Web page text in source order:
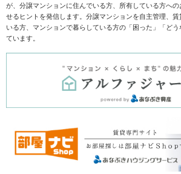
が、分譲マンションに住んでいる方、所有している方へ
せるヒントを発信します。分譲マンションを自主管理、
いる方、マンションで暮らしている方の「困った」「ど
ています。